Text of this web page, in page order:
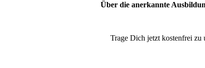
Über die anerkannte
Trage Dich jetzt kostenfrei zu